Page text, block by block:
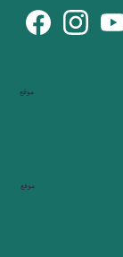
موقع
موقع